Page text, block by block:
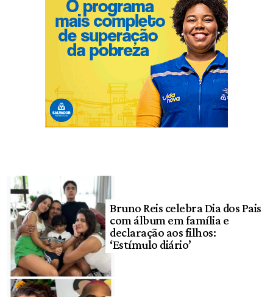
Bruno Reis celebra Dia dos Pais
com álbum em família e
declaração aos filhos:
‘Estímulo diário’